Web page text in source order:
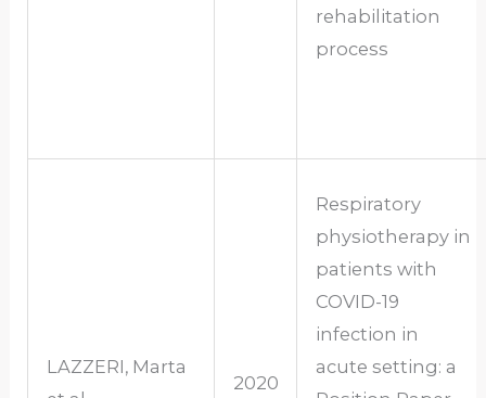
rehabilitation
process
LAZZERI, Marta
2020
Respiratory
physiotherapy in
patients with
COVID-19
infection in
acute setting: a